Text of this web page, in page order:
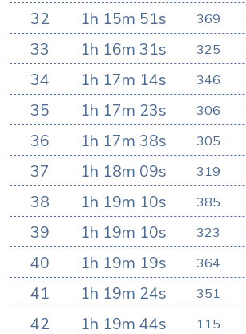
32 1h 15m 51s 369
33 1h 16m 31s 325
34 1h 17m 14s 346
35 1h 17m 23s 306
36 1h 17m 38s 305
37 1h 18m 09s 319
38 1h 19m 10s 385
39 1h 19m 10s 323
40 1h 19m 19s 364
41 1h 19m 24s 351
42 1h 19m 44s 115